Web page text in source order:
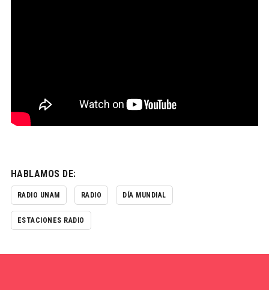
HABLAMOS DE:
RADIO UNAM RADIO DÍA MUNDIAL
ESTACIONES RADIO